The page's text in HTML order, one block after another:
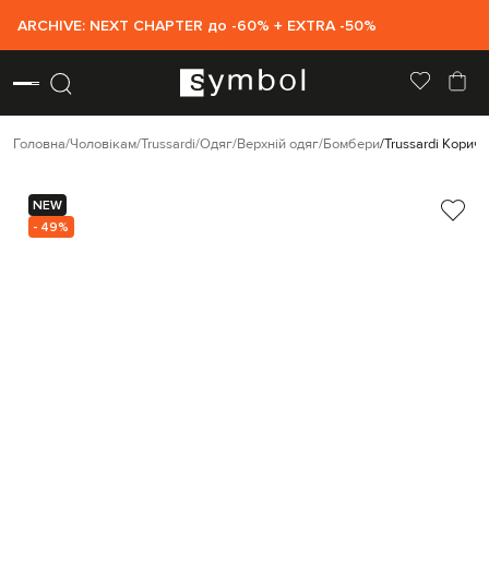
ARCHIVE: NEXT CHAPTER до -60% + EXTRA -50%
Головна Чоловікам Trussardi Одяг Верхній одяг Бомбери Trussardi
NEW
- 49%